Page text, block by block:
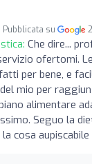
Pubblicata su
Che dire...
ofertomi.
per bene, e
mio per
alimentare
Seguo la
cosa